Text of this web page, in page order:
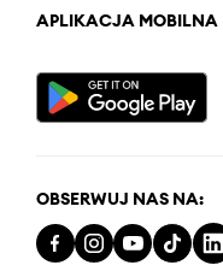
APLIKACJA MOBILNA
OBSERWUJ NAS NA: